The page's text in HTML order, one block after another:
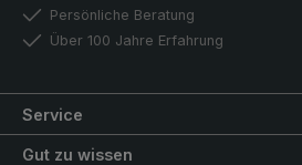
Persönliche Beratung
Über 100 Jahre Erfahrung
Service
Gut zu wissen